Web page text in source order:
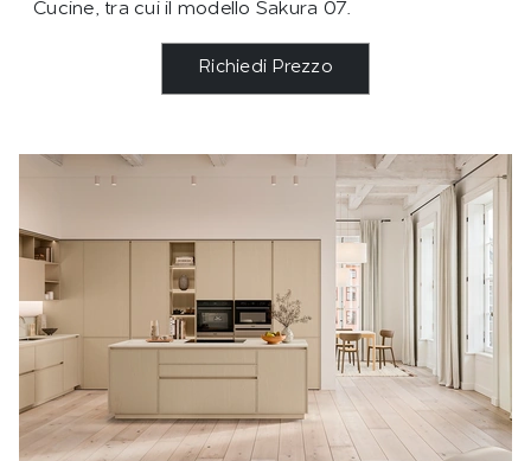
Cucine, tra cui il modello Sakura 07.
Richiedi Prezzo